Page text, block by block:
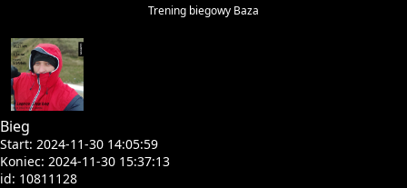
Trening biegowy Baza
Bieg
Start: 2024-11-30 14:05:59
Koniec: 2024-11-30 15:37:13
id: 10811128